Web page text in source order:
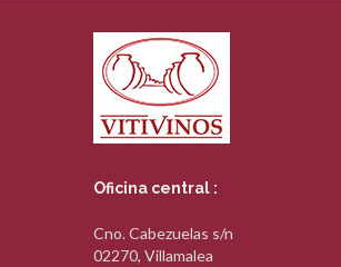
Oficina central :
Cno. Cabezuelas s/n
02270, Villamalea